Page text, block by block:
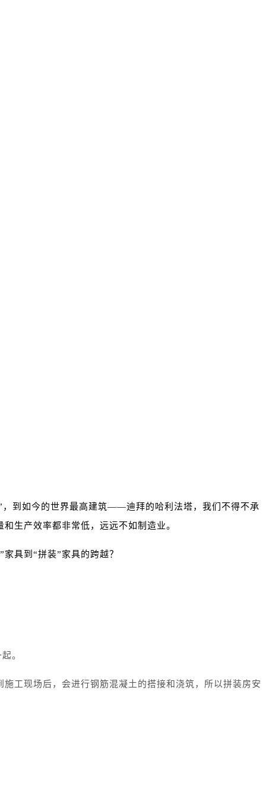
，到如今的世界最高建筑——迪拜的哈利法塔，我们不得不承
生产效率都非常低，远远不如制造业。
具到“拼装”家具的跨越？
。
工现场后，会进行钢筋混凝土的搭接和浇筑，所以拼装房安